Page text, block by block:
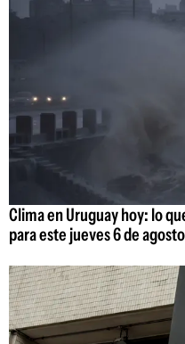
Clima en Uruguay hoy: lo
para este jueves 6 de agosto